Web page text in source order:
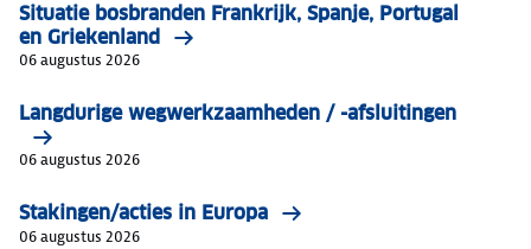
Situatie bosbranden Frankrijk, Spanje, Portugal
en Griekenland
06 augustus 2026
Langdurige wegwerkzaamheden / -afsluitingen
06 augustus 2026
Stakingen/acties in Europa
06 augustus 2026